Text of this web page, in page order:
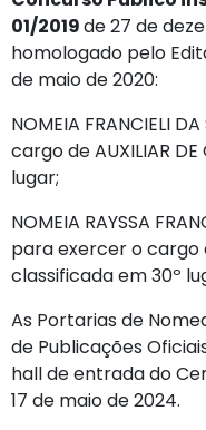
01/2019de 27 de
homologado pelo
de maio de 2020:
NOMEIA FRANCIELI
cargo de AUXILIAR
lugar;
NOMEIA RAYSSA
para exercer o cargo
classificada em 30º
As Portarias de
de Publicações
hall de entrada do
17 de maio de 2024.